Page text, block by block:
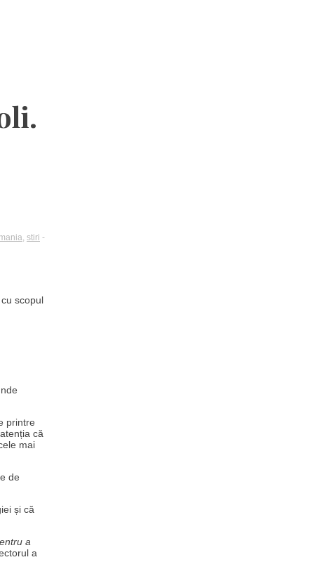
, stiri -
scopul
printre
că
mai
de
și că
a
a